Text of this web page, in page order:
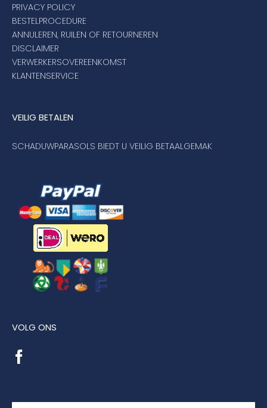
PRIVACY POLICY
BESTELPROCEDURE
ANNULEREN, RUILEN OF RETOURNEREN
DISCLAIMER
VERWERKERSOVEREENKOMST
KLANTENSERVICE
VEILIG BETALEN
SCHADUWPARASOLS BIEDT U VEILIG BETAALGEMAK
VOLG ONS